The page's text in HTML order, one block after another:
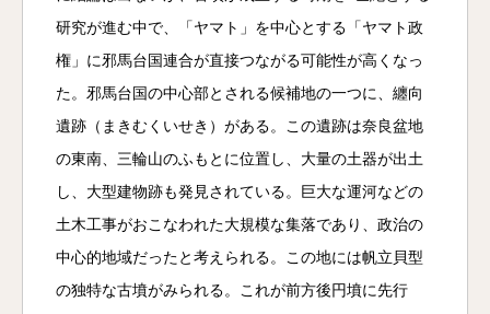
研究が進む中で、「ヤマト」を中心とする「ヤマト政
権」に邪馬台国連合が直接つながる可能性が高くなっ
た。邪馬台国の中心部とされる候補地の一つに、纏向
遺跡（まきむくいせき）がある。この遺跡は奈良盆地
の東南、三輪山のふもとに位置し、大量の土器が出土
し、大型建物跡も発見されている。巨大な運河などの
土木工事がおこなわれた大規模な集落であり、政治の
中心的地域だったと考えられる。この地には帆立貝型
の独特な古墳がみられる。これが前方後円墳に先行